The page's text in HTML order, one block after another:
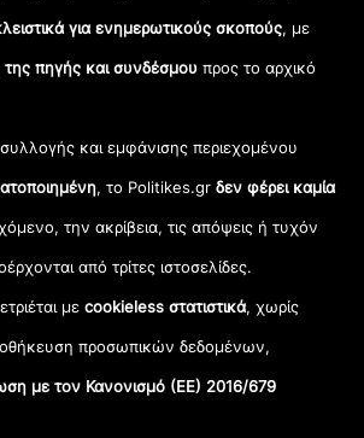
για ενημερωτικούς σκοπούς, με
πηγής και συνδέσμου προς το αρχικό
συλλογής και εμφάνισης περιεχομένου
, το Politikes.grδεν φέρει καμία
την ακρίβεια, τις απόψεις ή τυχόν
από τρίτες ιστοσελίδες.
μεcookieless στατιστικά, χωρίς
προσωπικών δεδομένων,
με τον Κανονισμό (ΕΕ) 2016/679